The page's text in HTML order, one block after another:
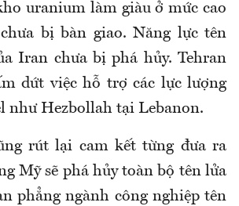
uranium làm giàu ở mức cao
bị bàn giao. Năng lực tên
Iran chưa bị phá hủy. Tehran
dứt việc hỗ trợ các lực lượng
như Hezbollah tại Lebanon.
rút lại cam kết từng đưa ra
Mỹ sẽ phá hủy toàn bộ tên lửa
phẳng ngành công nghiệp tên